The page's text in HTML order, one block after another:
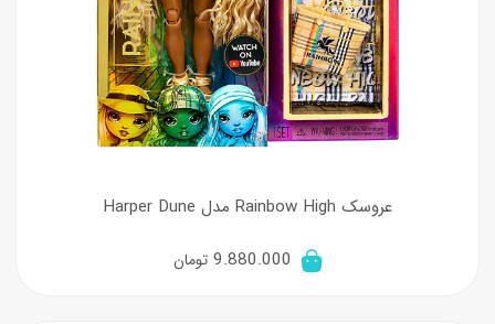
عروسک Rainbow High مدل Harper Dune
9.880.000 تومان